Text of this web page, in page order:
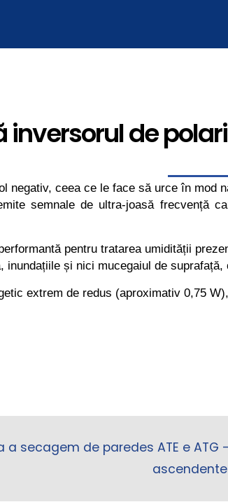
de
negativ, ceea ce le face să urce în mod
semnale de ultra-joasă frecvență
pentru tratarea umidității
și nici mucegaiul de
extrem de redus (aproximativ 0,75
a secagem de paredes ATE e